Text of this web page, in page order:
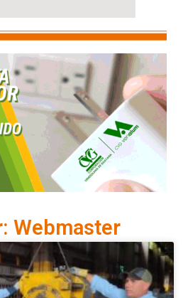
Webmaster
PagePage PagePagePage